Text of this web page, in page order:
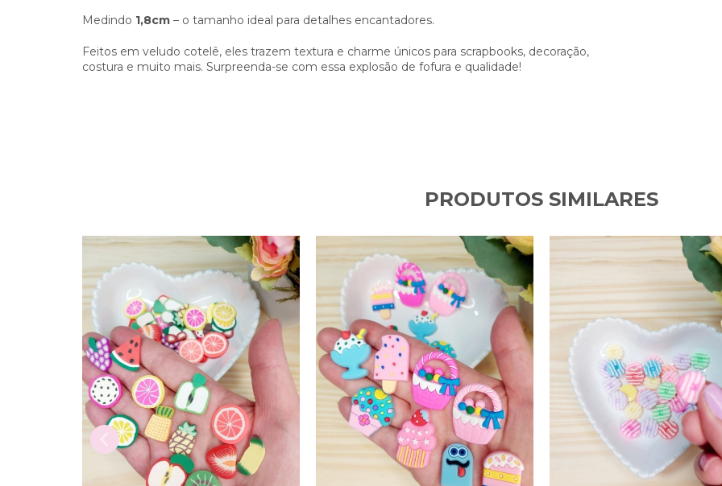
Medindo 1,8cm – o tamanho ideal para detalhes encantadores.
Feitos em veludo cotelê, eles trazem textura e charme únicos para scrapbooks, decoração,
costura e muito mais. Surpreenda-se com essa explosão de fofura e qualidade!
PRODUTOS SIMILARES